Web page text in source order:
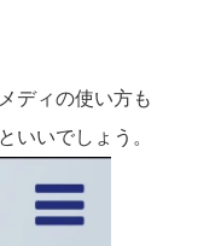
ディの使い方も
いいでしょう。